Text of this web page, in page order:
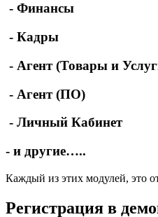
- Финансы
- Кадры
- Агент (Товары и
- Агент (ПО)
- Личный Кабинет
- и другие…..
Каждый из этих модулей, это
Регистрация в